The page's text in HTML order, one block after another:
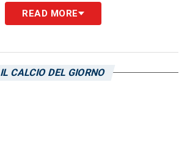
READ MORE
IL CALCIO DEL GIORNO